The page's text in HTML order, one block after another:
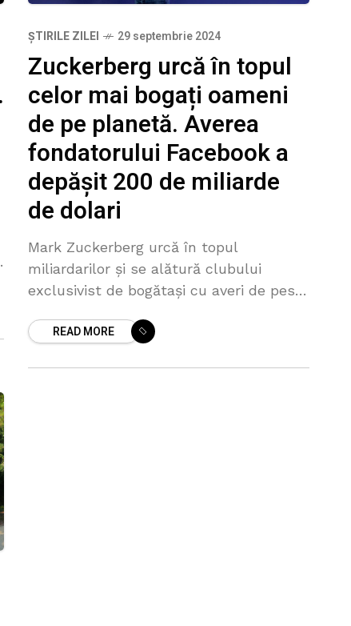
ȘTIRILE ZILEI 29 septembrie 2024
Zuckerberg urcă în topul
celor mai bogați oameni
de pe planetă. Averea
fondatorului Facebook a
depășit 200 de miliarde
de dolari
Mark Zuckerberg urcă în topul
miliardarilor și se alătură clubului
exclusivist de bogătași cu averi de peste
(care deține Facebook, Instagram și
READ MORE